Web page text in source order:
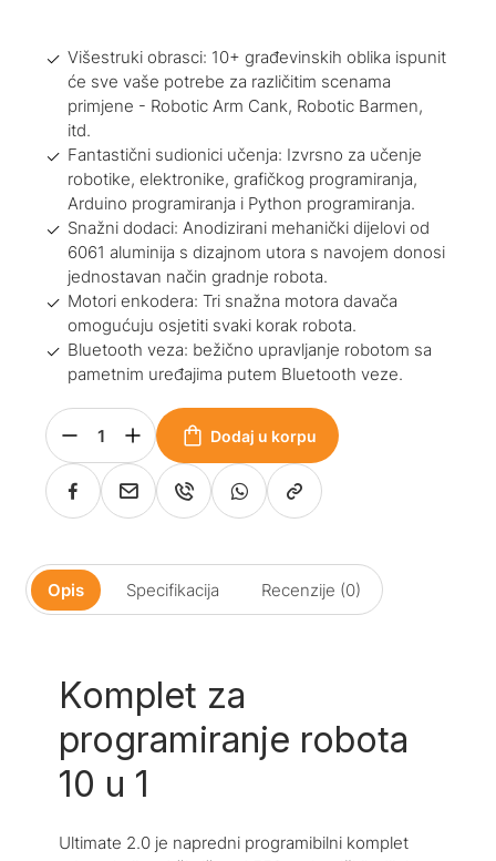
Višestruki obrasci: 10+ građevinskih oblika ispunit
će sve vaše potrebe za različitim scenama
primjene - Robotic Arm Cank, Robotic Barmen,
itd.
Fantastični sudionici učenja: Izvrsno za učenje
robotike, elektronike, grafičkog programiranja,
Arduino programiranja i Python programiranja.
Snažni dodaci: Anodizirani mehanički dijelovi od
6061 aluminija s dizajnom utora s navojem donosi
jednostavan način gradnje robota.
Motori enkodera: Tri snažna motora davača
omogućuju osjetiti svaki korak robota.
Bluetooth veza: bežično upravljanje robotom sa
pametnim uređajima putem Bluetooth veze.
Dodaj u korpu
Opis Specifikacija Recenzije (0)
Komplet za
programiranje robota
10 u 1
Ultimate 2.0 je napredni programibilni komplet